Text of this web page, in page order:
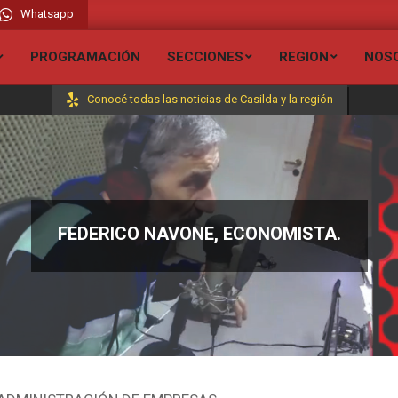
Whatsapp
Liberada FM 106.7 // Visita todas nuestras secciones y entérate de
PROGRAMACIÓN SECCIONES REGION
Conocé todas las noticias de Casilda y la región
FEDERICO NAVONE, ECONOMISTA.